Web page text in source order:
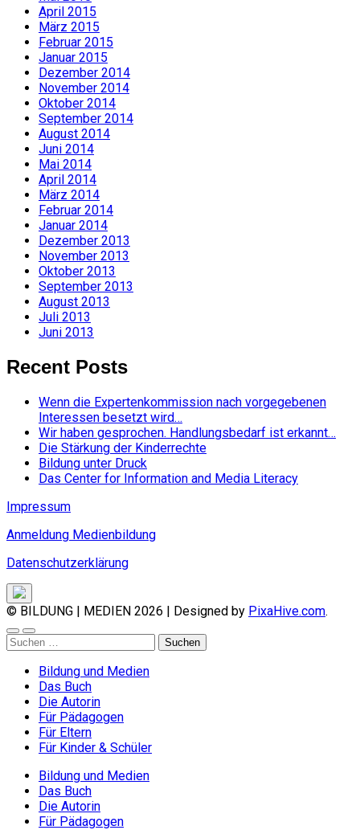
April 2015
März 2015
Februar 2015
Januar 2015
Dezember 2014
November 2014
Oktober 2014
September 2014
August 2014
Juni 2014
Mai 2014
April 2014
März 2014
Februar 2014
Januar 2014
Dezember 2013
November 2013
Oktober 2013
September 2013
August 2013
Juli 2013
Juni 2013
Recent Posts
Wenn die Expertenkommission nach vorgegebenen
Interessen besetzt wird…
Wir haben gesprochen. Handlungsbedarf ist erkannt…
Die Stärkung der Kinderrechte
Bildung unter Druck
Das Center for Information and Media Literacy
Impressum
Anmeldung Medienbildung
Datenschutzerklärung
© BILDUNG | MEDIEN 2026 Designed by PixaHive.com.
Suchen
Bildung und Medien
Das Buch
Die Autorin
Für Pädagogen
Für Eltern
Für Kinder & Schüler
Bildung und Medien
Das Buch
Die Autorin
Für Pädagogen